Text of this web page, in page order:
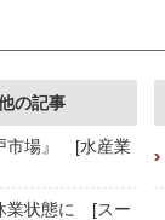
の記事
市場』 [水産業
業状態に [スー